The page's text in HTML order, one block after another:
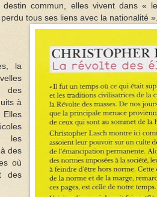
commun, elles vivent dans «
tous ses liens avec la nationalité ».
la
des
à
les
des
où
des